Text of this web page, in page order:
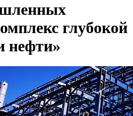
глубокой
нефти»